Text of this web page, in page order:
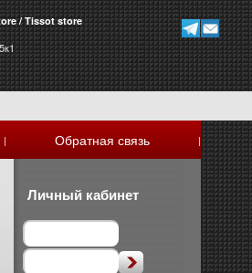
/ Tissot store
| Обратная связь |
Личный кабинет